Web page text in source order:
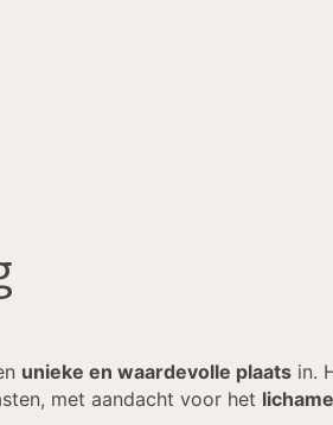
unieke en waardevolle plaats in.
met aandacht voor het